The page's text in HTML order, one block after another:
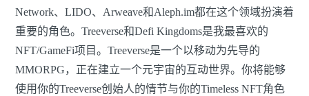
Network、LIDO、Arweave和Aleph.im都在这个领域扮演着
重要的角色。Treeverse和Defi Kingdoms是我最喜欢的
NFT/GameFi项目。Treeverse是一个以移动为先导的
MMORPG，正在建立一个元宇宙的互动世界。你将能够
使用你的Treeverse创始人的情节与你的Timeless NFT角色